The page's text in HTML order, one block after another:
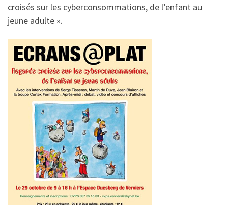
croisés sur les cyberconsommations, de l’enfant au
jeune adulte ».